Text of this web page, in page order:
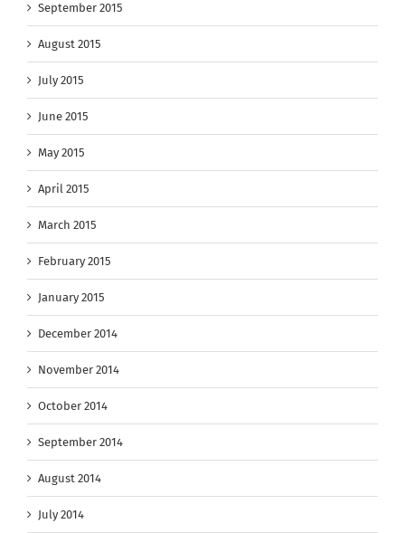
September 2015
August 2015
July 2015
June 2015
May 2015
April 2015
March 2015
February 2015
January 2015
December 2014
November 2014
October 2014
September 2014
August 2014
July 2014